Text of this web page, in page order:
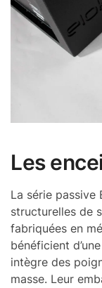
Les
La série passive
structurelles de
fabriquées en
bénéficient
intègre des
masse. Leur